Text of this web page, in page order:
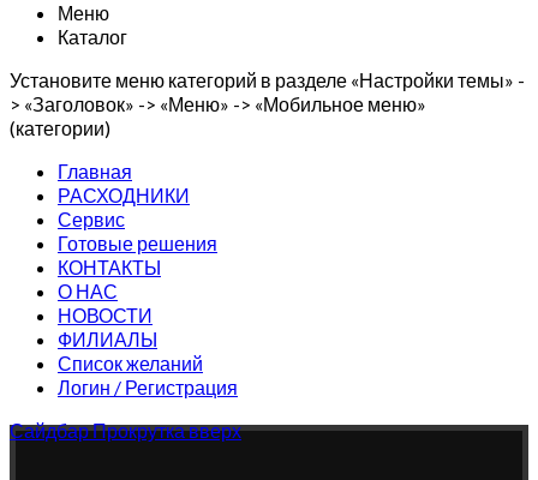
Меню
Каталог
Установите меню категорий в разделе «Настройки темы» -
> «Заголовок» -> «Меню» -> «Мобильное меню»
(категории)
Главная
РАСХОДНИКИ
Сервис
Готовые решения
КОНТАКТЫ
О НАС
НОВОСТИ
ФИЛИАЛЫ
Список желаний
Логин / Регистрация
СайдбарПрокрутка вверх